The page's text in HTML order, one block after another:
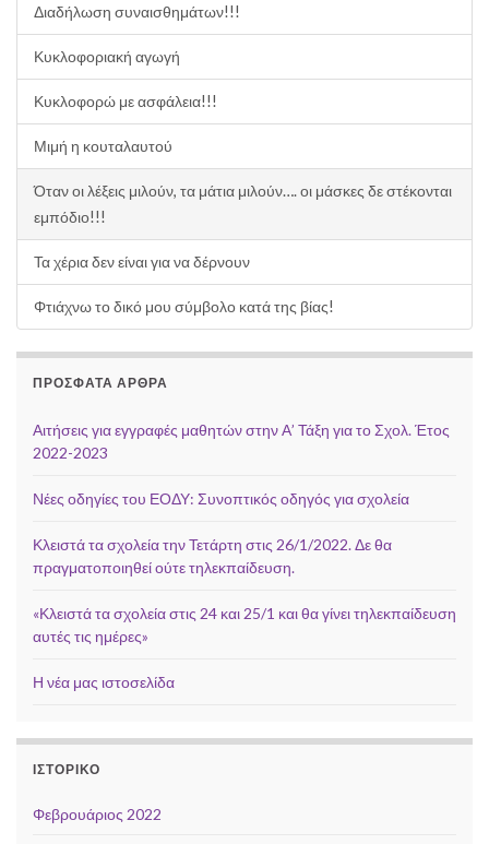
Διαδήλωση συναισθημάτων!!!
Κυκλοφοριακή αγωγή
Κυκλοφορώ με ασφάλεια!!!
Μιμή η κουταλαυτού
Όταν οι λέξεις μιλούν, τα μάτια μιλούν…. οι μάσκες δε στέκονται
εμπόδιο!!!
Τα χέρια δεν είναι για να δέρνουν
Φτιάχνω το δικό μου σύμβολο κατά της βίας!
ΠΡΌΣΦΑΤΑ ΆΡΘΡΑ
Αιτήσεις για εγγραφές μαθητών στην Α’ Τάξη για το Σχολ. Έτος
2022-2023
Νέες οδηγίες του ΕΟΔΥ: Συνοπτικός οδηγός για σχολεία
Κλειστά τα σχολεία την Τετάρτη στις 26/1/2022. Δε θα
πραγματοποιηθεί ούτε τηλεκπαίδευση.
«Κλειστά τα σχολεία στις 24 και 25/1 και θα γίνει τηλεκπαίδευση
αυτές τις ημέρες»
Η νέα μας ιστοσελίδα
ΙΣΤΟΡΙΚΌ
Φεβρουάριος 2022